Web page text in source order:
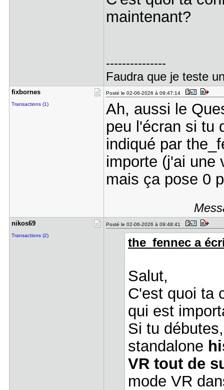
maintenant?
---------------
Faudra que je teste
fixbornes
Transactions (1)
Posté le 02-06-2026 à 09:47:14
Ah, aussi le
peu l'écran si tu
indiqué par
importe (j'ai une
mais ça pose 0
nikos69
Transactions (2)
Posté le 02-06-2026 à 09:48:41
the_fennec a
Salut,
C'est quoi ta
qui est
Si tu
standalone
VR tout de
mode VR